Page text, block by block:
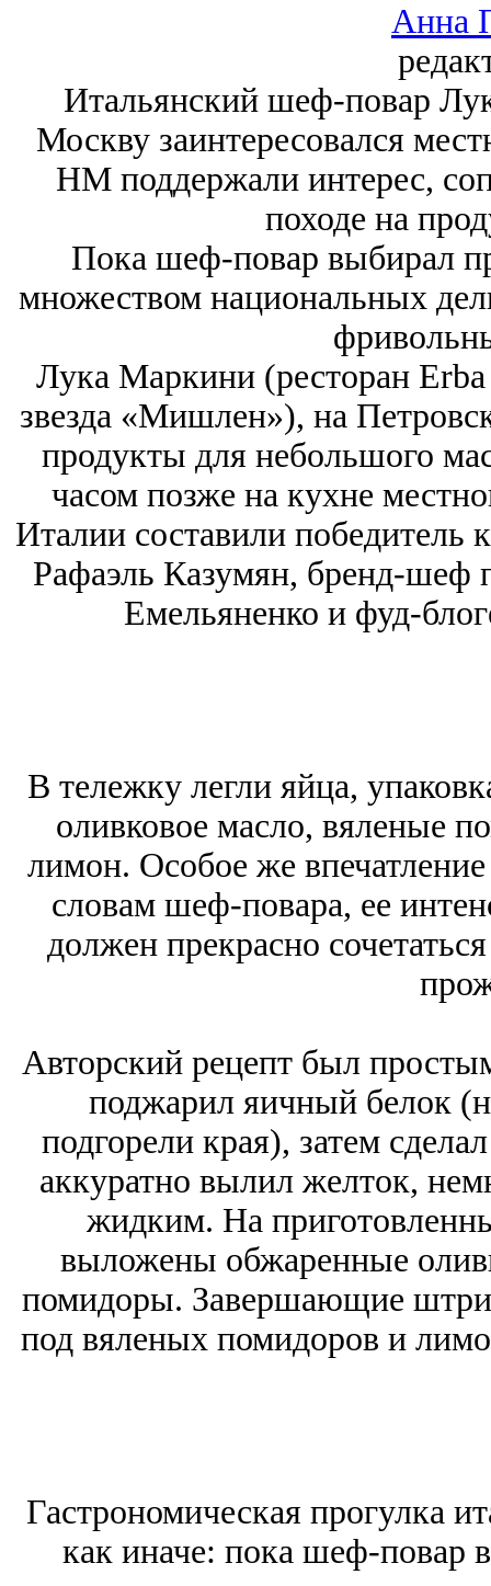
Анна
Итальянский шеф-повар
Москву заинтересовался
HM поддержали интерес,
походе на
Пока шеф-повар выбирал
множеством национальных
Лука Маркини (ресторан
звезда «Мишлен»), на
продукты для небольшого
часом позже на кухне
Италии составили
Рафаэль Казумян, бренд-
Емельяненко и фуд-
В тележку легли яйца,
оливковое масло, вяленые
лимон. Особое же
словам шеф-повара, ее
должен прекрасно
Авторский рецепт был
поджарил яичный белок
подгорели края), затем
аккуратно вылил желток,
жидким. На
выложены обжаренные
помидоры. Завершающие
под вяленых помидоров и
Гастрономическая прогулка
как иначе: пока шеф-повар